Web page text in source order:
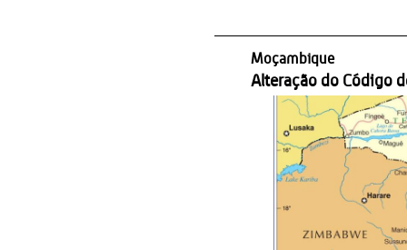
Moçambique
Alteração do Código